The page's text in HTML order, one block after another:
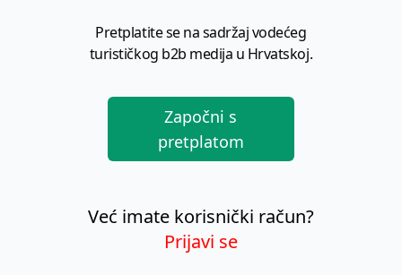
Pretplatite se na sadržaj vodećeg
turističkog b2b medija u Hrvatskoj.
Započni s
pretplatom
Već imate korisnički račun?
Prijavi se